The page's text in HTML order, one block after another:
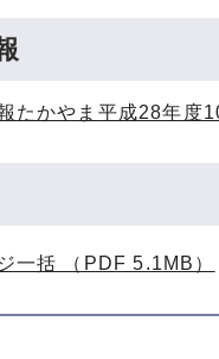
たかやま平成28年度
一括 （PDF 5.1MB）